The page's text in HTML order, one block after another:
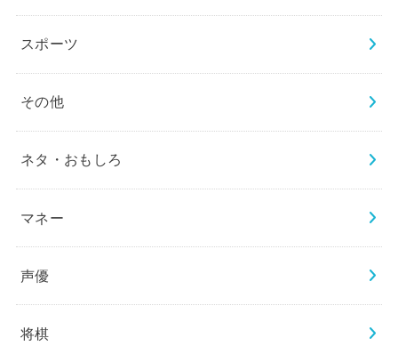
スポーツ
その他
ネタ・おもしろ
マネー
声優
将棋